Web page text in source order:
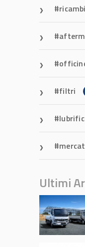
ricambi
filtri
Ultimi